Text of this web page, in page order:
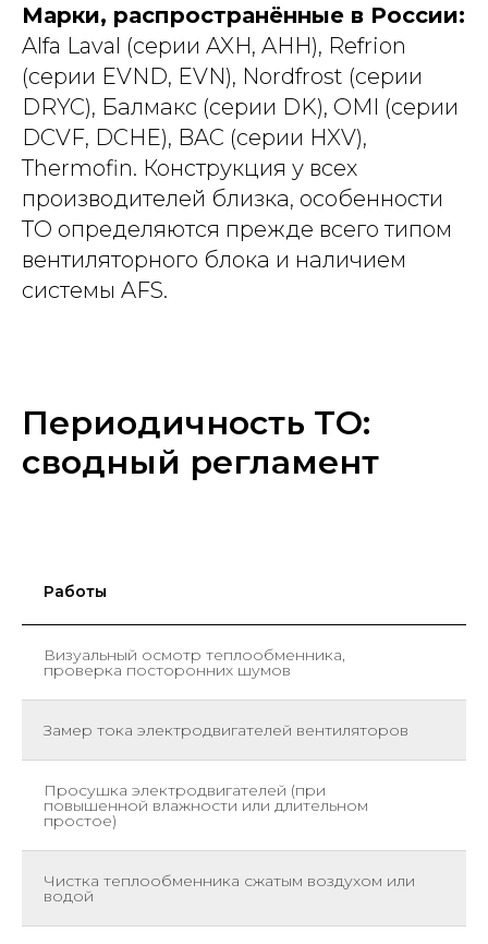
Марки, распространённые в России:
Alfa Laval (серии AXH, AHH), Refrion
(серии EVND, EVN), Nordfrost (серии
DRYC), Балмакс (серии DK), OMI (серии
DCVF, DCHE), BAC (серии HXV),
Thermofin. Конструкция у всех
производителей близка, особенности
ТО определяются прежде всего типом
вентиляторного блока и наличием
системы AFS.
Периодичность ТО:
сводный регламент
Работы
Визуальный осмотр теплообменника,
проверка посторонних шумов
Замер тока электродвигателей вентиляторов
Просушка электродвигателей (при
повышенной влажности или длительном
простое)
Чистка теплообменника сжатым воздухом или
водой